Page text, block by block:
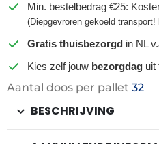
Min. bestelbedrag €25:
(Diepgevroren gekoeld transport!
Gratis thuisbezorgd in NL
Kies zelf jouw bezorgdag uit
Aantal doos per pallet 32
BESCHRIJVING